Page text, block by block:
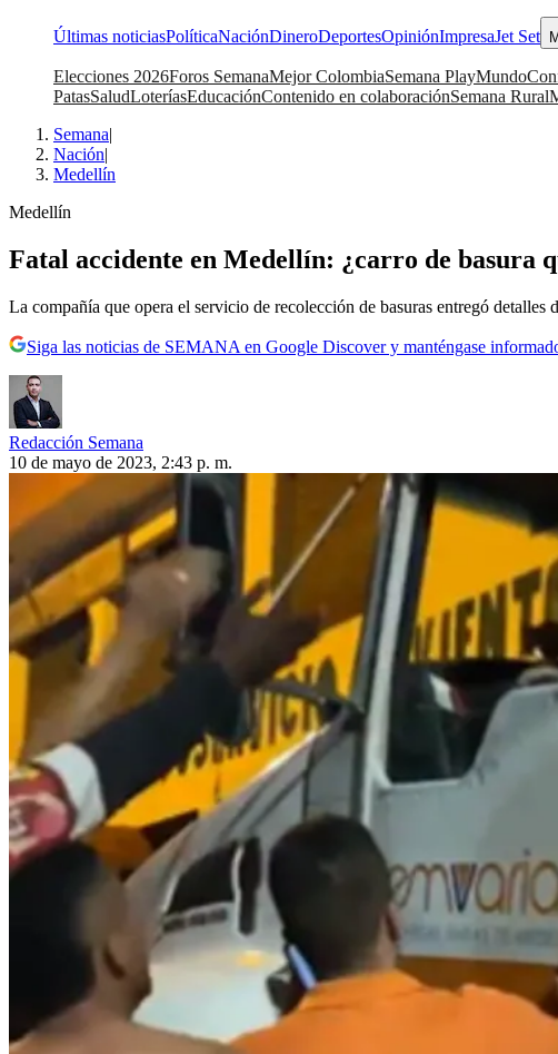
Últimas noticiasPolíticaNaciónDineroDeportesOpiniónImpresaJet Set
Elecciones 2026Foros SemanaMejor ColombiaSemana PlayMundo
PatasSaludLoteríasEducaciónContenido en colaboraciónSemana Rural
Semana|
Nación|
Medellín
Medellín
Fatal accidente en Medellín: ¿carro de basura
La compañía que opera el servicio de recolección de basuras entregó detalles
Siga las noticias de SEMANA en Google Discover y manténgase
Redacción Semana
10 de mayo de 2023, 2:43 p. m.